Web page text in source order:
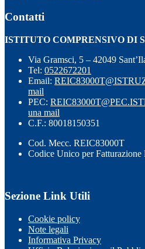
Contatti
ISTITUTO COMPRENSIVO DI
Via Gramsci, 5 – 42049
Tel: 0522672201
Email:
mail
PEC:
una mail
C.F.: 80018150351
Cod. Mecc. REIC83000T
Codice Unico per
Sezione Link Utili
Cookie policy
Note legali
Informativa Privacy